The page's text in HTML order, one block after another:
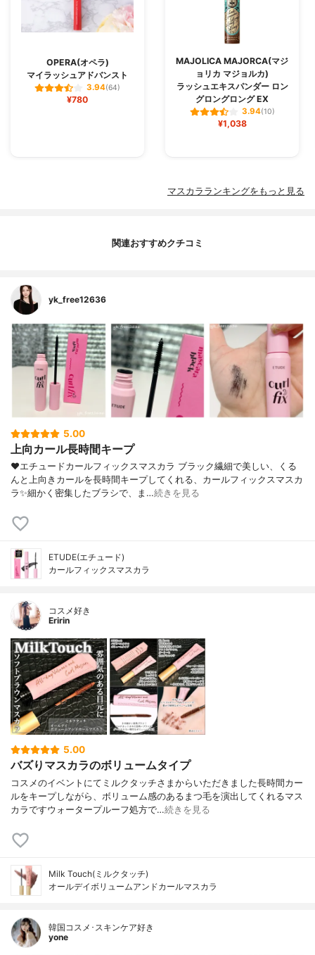
OPERA(オペラ)
マイラッシュアドバンスト
3.94(64)
¥780
MAJOLICA MAJORCA(マジ
ョリカ マジョルカ)
ラッシュエキスパンダー ロン
グロングロング EX
3.94(10)
¥1,038
マスカラランキングをもっと見る
関連おすすめクチコミ
yk_free12636
5.00
上向カール長時間キープ
❤︎エチュードカールフィックスマスカラ ブラック繊細で美しい、くる
んと上向きカールを長時間キープしてくれる、カールフィックスマスカ
ラ✨細かく密集したブラシで、ま…続きを見る
ETUDE(エチュード)
カールフィックスマスカラ
コスメ好き
Eririn
5.00
バズりマスカラのボリュームタイプ
コスメのイベントにてミルクタッチさまからいただきました長時間カー
ルをキープしながら、ボリューム感のあるまつ毛を演出してくれるマス
カラですウォータープルーフ処方で…続きを見る
Milk Touch(ミルクタッチ)
オールデイボリュームアンドカールマスカラ
韓国コスメ･スキンケア好き
yone